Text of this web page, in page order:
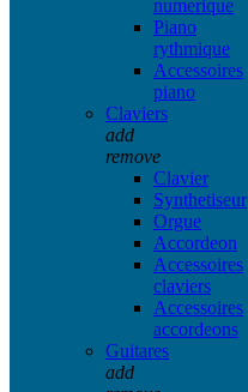
numerique
Piano
rythmique
Accessoires
piano
Claviers
add
remove
Clavier
Synthetiseur
Orgue
Accordeon
Accessoires
claviers
Accessoires
accordeons
Guitares
add